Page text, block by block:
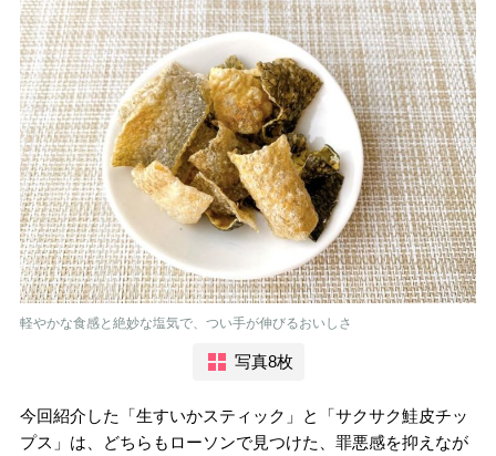
軽やかな食感と絶妙な塩気で、つい手が伸びるおいしさ
写真8枚
今回紹介した「生すいかスティック」と「サクサク鮭皮チッ
プス」は、どちらもローソンで見つけた、罪悪感を抑えなが